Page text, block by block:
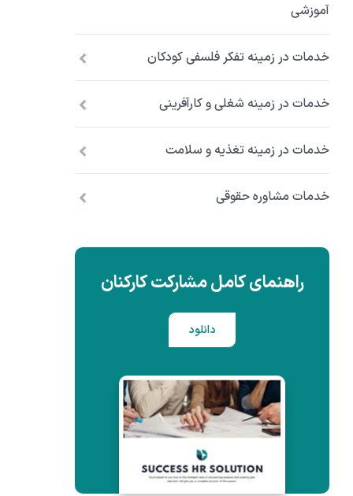
آموزشی
خدمات در زمینه تفکر فلسفی کودکان
خدمات در زمینه شغلی و کارآفرینی
خدمات در زمینه تغذیه و سلامت
خدمات مشاوره حقوقی
راهنمای کامل مشارکت کارکنان
دانلود